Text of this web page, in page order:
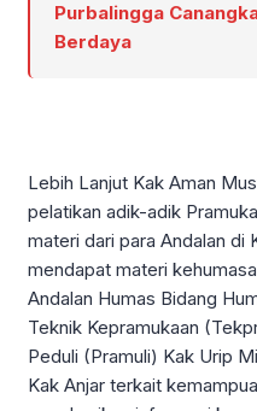
Purbalingga
Berdaya
Lebih Lanjut Kak Aman
pelatikan adik-adik
materi dari para Andalan di
mendapat materi
Andalan Humas Bidang
Teknik Kepramukaan
Peduli (Pramuli) Kak Urip
Kak Anjar terkait